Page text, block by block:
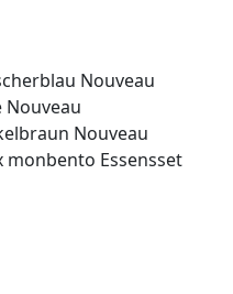
Nouveau
Nouveau
Nouveau
monbento Essensset